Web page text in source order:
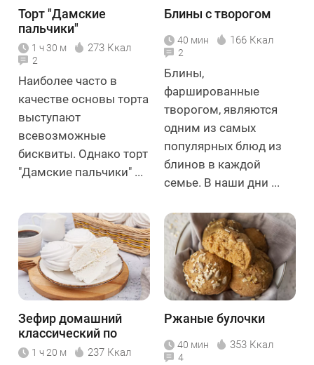
Торт "Дамские
пальчики"
1 ч 30 м 273 Ккал
2
Наиболее часто в
качестве основы торта
выступают
всевозможные
бисквиты. Однако торт
"Дамские пальчики" ...
Блины с творогом
40 мин 166 Ккал
2
Блины,
фаршированные
творогом, являются
одним из самых
популярных блюд из
блинов в каждой
семье. В наши дни ...
Зефир домашний
классический по
ГОСТу
1 ч 20 м 237 Ккал
Ржаные булочки
40 мин 353 Ккал
4